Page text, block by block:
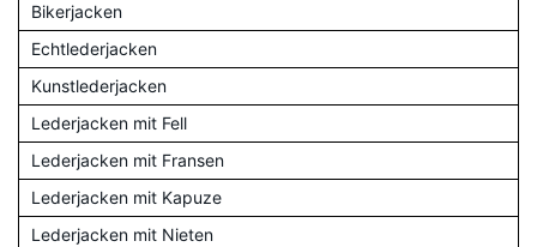
Bikerjacken
Echtlederjacken
Kunstlederjacken
Lederjacken mit Fell
Lederjacken mit Fransen
Lederjacken mit Kapuze
Lederjacken mit Nieten